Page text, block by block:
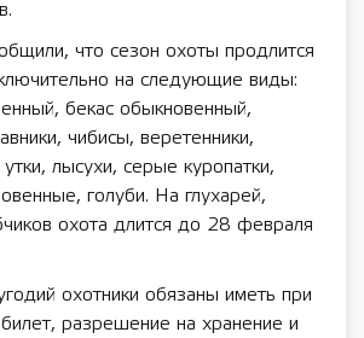
что сезон охоты продлится
на следующие виды:
бекас обыкновенный,
чибисы, веретенники,
утки, лысухи, серые куропатки,
голуби. На глухарей,
охота длится до 28 февраля
охотники обязаны иметь при
разрешение на хранение и